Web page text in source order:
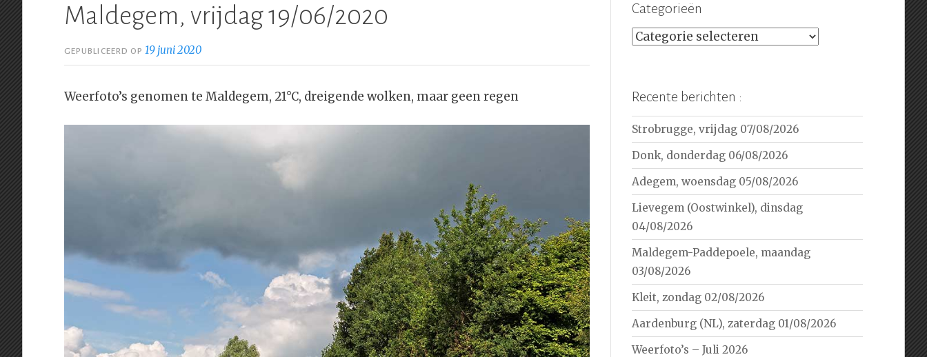
Maldegem, vrijdag 19/06/2020
GEPUBLICEERD OP19 juni 2020
Weerfoto’s genomen te Maldegem, 21°C, dreigende wolken, maar geen regen
Categorieën
Categorieën
Recente berichten :
Strobrugge, vrijdag 07/08/2026
Donk, donderdag 06/08/2026
Adegem, woensdag 05/08/2026
Lievegem (Oostwinkel), dinsdag
04/08/2026
Maldegem-Paddepoele, maandag
03/08/2026
Kleit, zondag 02/08/2026
Aardenburg (NL), zaterdag 01/08/2026
Weerfoto’s – Juli 2026